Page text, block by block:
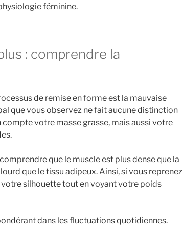
féminine.
: comprendre la
de remise en forme est la mauvaise
que vous observez ne fait aucune distinction
votre masse grasse, mais aussi votre
que le muscle est plus dense que la
que le tissu adipeux. Ainsi, si vous reprenez
silhouette tout en voyant votre poids
dans les fluctuations quotidiennes.